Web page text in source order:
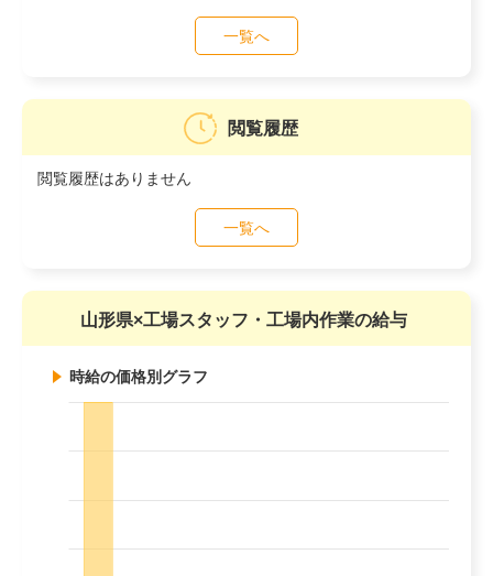
一覧へ
閲覧履歴
閲覧履歴はありません
一覧へ
山形県×工場スタッフ・工場内作業の給与
時給の価格別グラフ